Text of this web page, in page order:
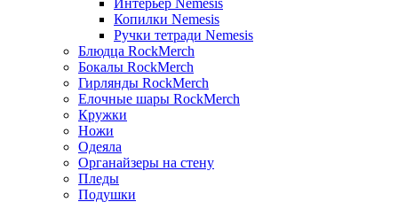
Интерьер Nemesis
Копилки Nemesis
Ручки тетради Nemesis
Блюдца RockMerch
Бокалы RockMerch
Гирлянды RockMerch
Елочные шары RockMerch
Кружки
Ножи
Одеяла
Органайзеры на стену
Пледы
Подушки